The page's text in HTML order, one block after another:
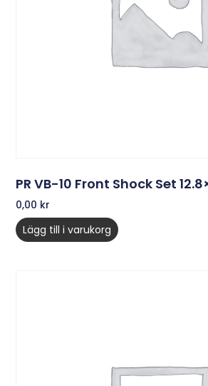
PR VB-10 Front Shock Set
0,00 kr
Lägg till i varukorg